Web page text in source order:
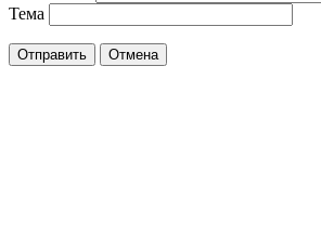
Тема
Отправить Отмена